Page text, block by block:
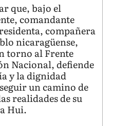
que, bajo el
comandante
compañera
nicaragüense,
torno al Frente
Nacional, defiende
y la dignidad
un camino de
realidades de su
Hui.